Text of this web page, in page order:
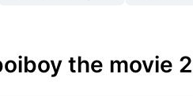
the movie